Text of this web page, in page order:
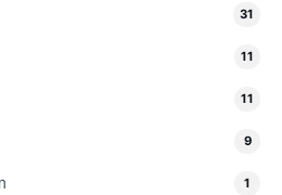
31
11
11
9
1